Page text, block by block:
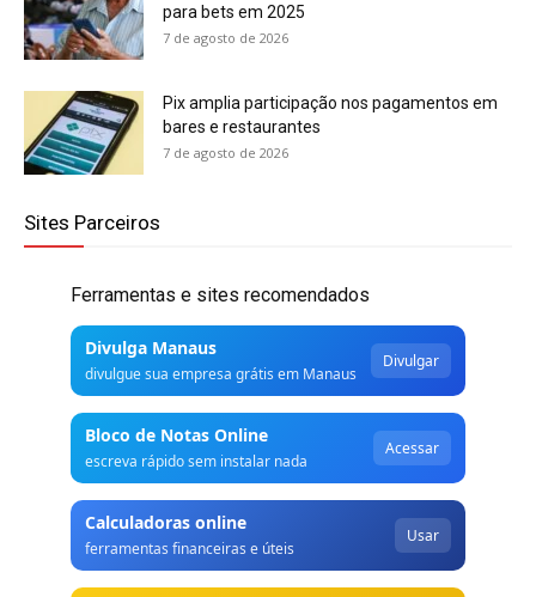
para bets em 2025
7 de agosto de 2026
Pix amplia participação nos pagamentos em
bares e restaurantes
7 de agosto de 2026
Sites Parceiros
Ferramentas e sites recomendados
Divulga Manaus
divulgue sua empresa grátis em Manaus
Divulgar
Bloco de Notas Online
escreva rápido sem instalar nada
Acessar
Calculadoras online
ferramentas financeiras e úteis
Usar